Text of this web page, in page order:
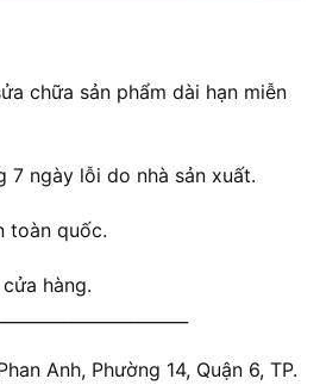
chữa sản phẩm dài hạn miễn
7 ngày lỗi do nhà sản xuất.
toàn quốc.
hàng.
Anh, Phường 14, Quận 6, TP.